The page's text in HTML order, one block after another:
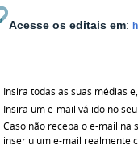
Acesse os editais em:
Insira todas as suas médias
Insira um e-mail válido no
Caso não receba o e-mail na
inseriu um e-mail realmente